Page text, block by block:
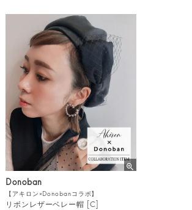
Donoban
【アキロン×Donobanコラボ】
リボンレザーベレー帽 [C]